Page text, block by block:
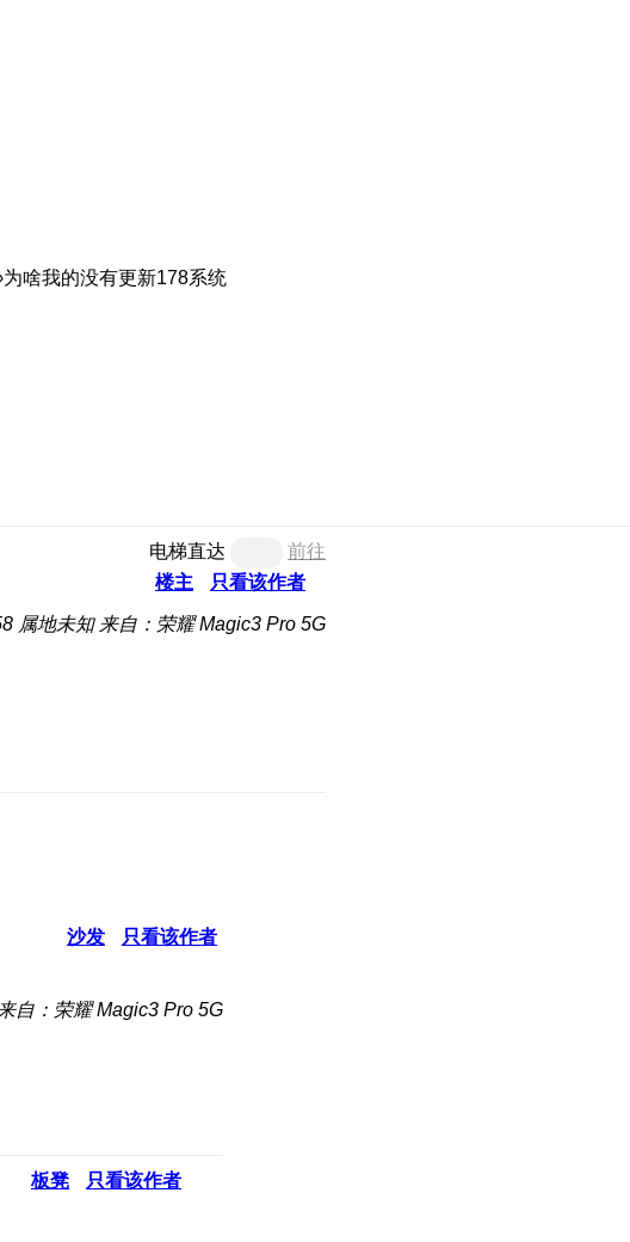
为啥我的没有更新178系统
电梯直达
前往
楼主
只看该作者
属地未知 来自：荣耀 Magic3 Pro 5G
沙发 只看该作者
来自：荣耀 Magic3 Pro 5G
板凳 只看该作者